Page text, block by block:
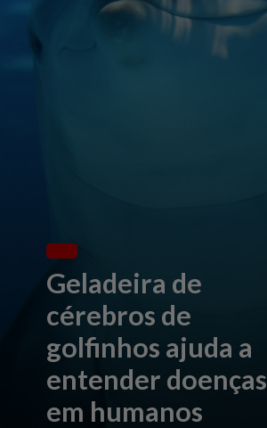
Geladeira de
cérebros de
golfinhos ajuda a
entender doenças
em humanos